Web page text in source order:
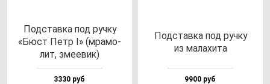
Под­став­ка под руч­ку
«Бюст Петр I» (мра­мо­
лит, зме­евик)
3330 руб
Под­став­ка под руч­ку
из ма­ла­хи­та
9900 руб